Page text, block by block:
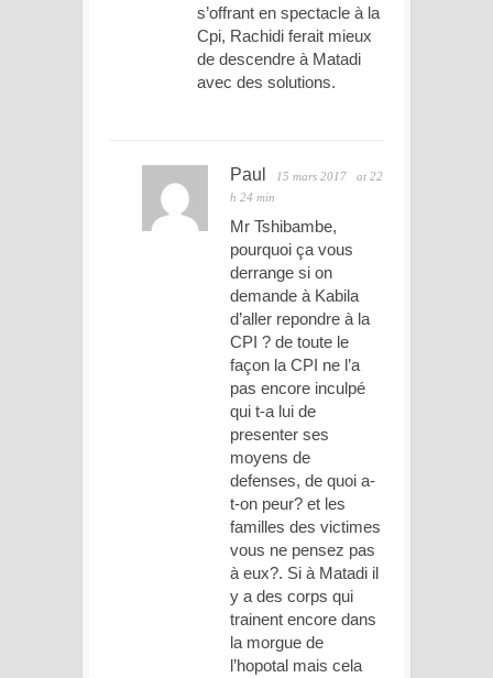
s’offrant en spectacle à la
Cpi, Rachidi ferait mieux
de descendre à Matadi
avec des solutions.
Paul 15 mars 2017
at 22
h 24 min
Mr Tshibambe,
pourquoi ça vous
derrange si on
demande à Kabila
d’aller repondre à la
CPI ? de toute le
façon la CPI ne l’a
pas encore inculpé
qui t-a lui de
presenter ses
moyens de
defenses, de quoi a-
t-on peur? et les
familles des victimes
vous ne pensez pas
à eux?. Si à Matadi il
y a des corps qui
trainent encore dans
la morgue de
l’hopotal mais cela